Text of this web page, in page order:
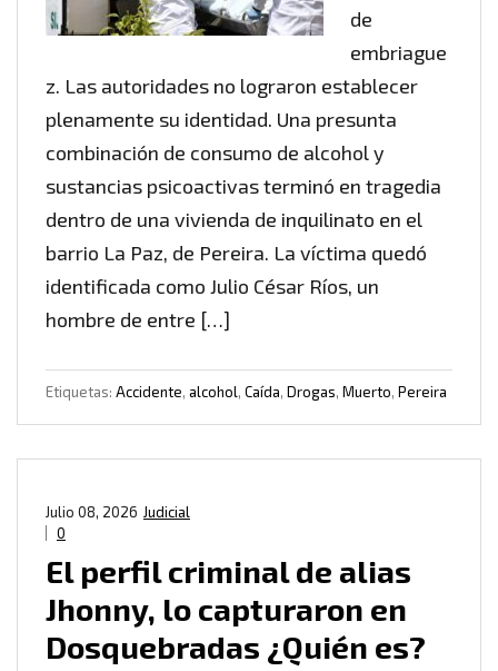
de
embriague
z. Las autoridades no lograron establecer
plenamente su identidad. Una presunta
combinación de consumo de alcohol y
sustancias psicoactivas terminó en tragedia
dentro de una vivienda de inquilinato en el
barrio La Paz, de Pereira. La víctima quedó
identificada como Julio César Ríos, un
hombre de entre […]
Etiquetas: Accidente, alcohol, Caída, Drogas, Muerto, Pereira
Judicial
Julio 08, 2026
0
El perfil criminal de alias
Jhonny, lo capturaron en
Dosquebradas ¿Quién es?